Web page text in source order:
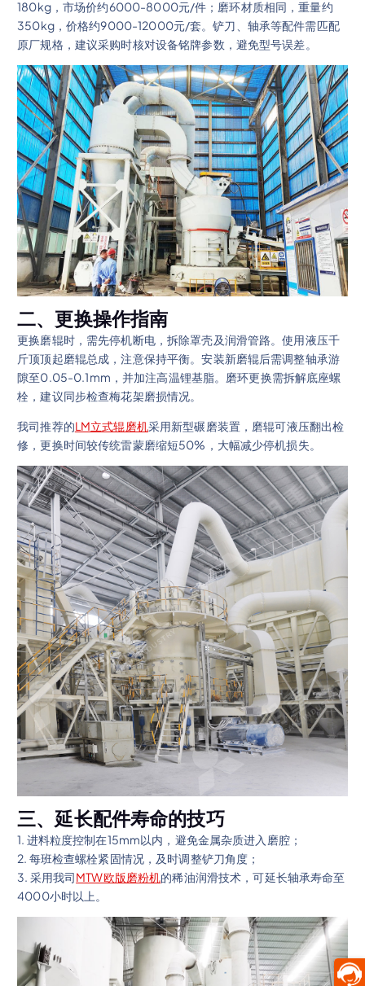
180kg，市场价约6000-8000元/件；磨环材质相同，重量约
350kg，价格约9000-12000元/套。铲刀、轴承等配件需匹配
原厂规格，建议采购时核对设备铭牌参数，避免型号误差。
二、更换操作指南
更换磨辊时，需先停机断电，拆除罩壳及润滑管路。使用液压千
斤顶顶起磨辊总成，注意保持平衡。安装新磨辊后需调整轴承游
隙至0.05-0.1mm，并加注高温锂基脂。磨环更换需拆解底座螺
栓，建议同步检查梅花架磨损情况。
我司推荐的LM立式辊磨机采用新型碾磨装置，磨辊可液压翻出检
修，更换时间较传统雷蒙磨缩短50%，大幅减少停机损失。
三、延长配件寿命的技巧
1. 进料粒度控制在15mm以内，避免金属杂质进入磨腔；
2. 每班检查螺栓紧固情况，及时调整铲刀角度；
3. 采用我司MTW欧版磨粉机的稀油润滑技术，可延长轴承寿命至
4000小时以上。